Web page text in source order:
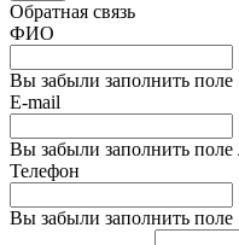
Обратная связь
ФИО
Вы забыли заполнить поле
E-mail
Вы забыли заполнить
Телефон
Вы забыли заполнить поле